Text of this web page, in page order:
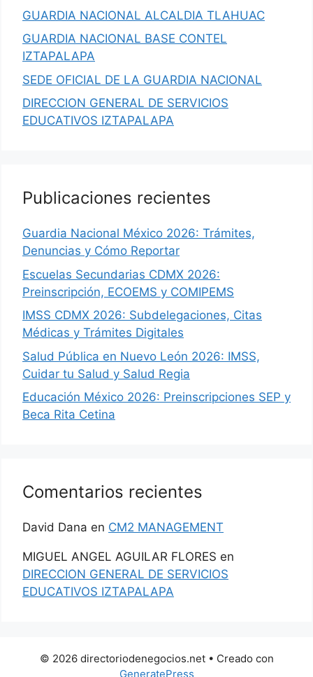
GUARDIA NACIONAL ALCALDIA TLAHUAC
GUARDIA NACIONAL BASE CONTEL
IZTAPALAPA
SEDE OFICIAL DE LA GUARDIA NACIONAL
DIRECCION GENERAL DE SERVICIOS
EDUCATIVOS IZTAPALAPA
Publicaciones recientes
Guardia Nacional México 2026: Trámites,
Denuncias y Cómo Reportar
Escuelas Secundarias CDMX 2026:
Preinscripción, ECOEMS y COMIPEMS
IMSS CDMX 2026: Subdelegaciones, Citas
Médicas y Trámites Digitales
Salud Pública en Nuevo León 2026: IMSS,
Cuidar tu Salud y Salud Regia
Educación México 2026: Preinscripciones SEP y
Beca Rita Cetina
Comentarios recientes
David Dana en CM2 MANAGEMENT
MIGUEL ANGEL AGUILAR FLORES en
DIRECCION GENERAL DE SERVICIOS
EDUCATIVOS IZTAPALAPA
© 2026 directoriodenegocios.net• Creado con
GeneratePress